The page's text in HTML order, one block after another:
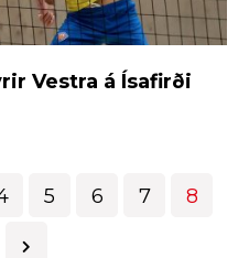
Vestra á Ísafirði
5 6 7
8